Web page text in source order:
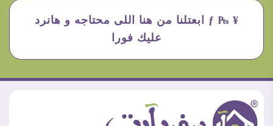
¥ ₧ ƒ ابعتلنا من هنا اللى محتاجه و هانرد
عليك فورا